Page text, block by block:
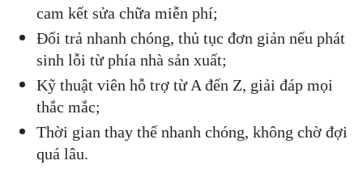
cam kết sửa chữa miễn phí;
Đổi trả nhanh chóng, thủ tục đơn giản nếu phát
sinh lỗi từ phía nhà sản xuất;
Kỹ thuật viên hỗ trợ từ A đến Z, giải đáp mọi
thắc mắc;
Thời gian thay thế nhanh chóng, không chờ đợi
quá lâu.